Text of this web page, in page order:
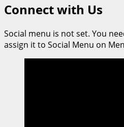
Connect with Us
Social menu is not set. You
assign it to Social Menu on